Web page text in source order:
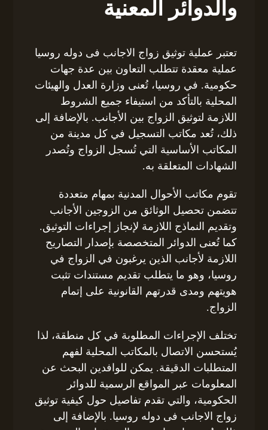
والدوائر المعنية
تعتبر عملية توثيق زواج الاجانب فى دوله روسيا
عملية معقدة تتطلب التعاون بين عدة جهات
حكومية. في روسيا، تُعنى وزارة العدل والهيئات
المحلية بالتأكد من استيفاء جميع الشروط
اللازمة لتوثيق الزواج بين الأجانب. بالإضافة إلى
ذلك، تُعد مكاتب التسجيل في كل مدينة من
المكاتب الأساسية التي تُسجل الزواج وتُصدر
الشهادات المتعلقة به.
تقوم مكاتب الأحوال المدنية بمهام متعددة
تتضمن تحصيل الوثائق من الزوجين الأجانب
وتقديم النماذج اللازمة لإنجاز إجراءات التوثيق.
كما تُعنى الدوائر المتخصصة بإصدار التصاريح
اللازمة لأجانب الذين يرغبون في الزواج في
روسيا، وهو ما يتطلب تقديم مستندات تثبت
هويتهم ومدى قدرتهم القانونية على إتمام
الزواج.
تختلف الإجراءات المطلوبة في كل منطقة، لذا
يُستحسن الاتصال بالمكاتب المحلية لفهم
المتطلبات الدقيقة. يمكن للوافدين البحث عن
المعلومات عبر المواقع الرسمية للدوائر
الحكومية، والتي تقدم تفاصيل حول كيفية توثيق
زواج الاجانب فى دوله روسيا. بالإضافة إلى